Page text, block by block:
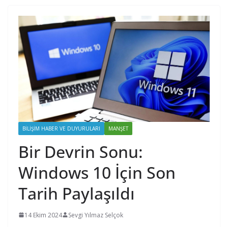
BILIŞIM HABER VE DUYURULARI MANŞET
Bir Devrin Sonu:
Windows 10 İçin Son
Tarih Paylaşıldı
14 Ekim 2024 Sevgi Yılmaz Selçok